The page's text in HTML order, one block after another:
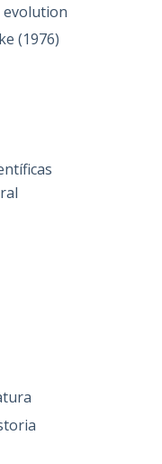
evolution
(1976)